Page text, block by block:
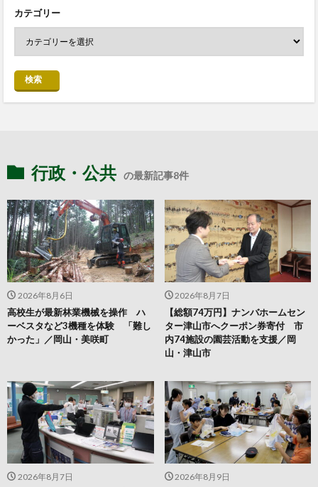
カテゴリー
検索
行政・公共 の最新記事8件
2026年8月9日
2026年8月7日
2026年8月7日
【総額74万円】ナンバホームセン
ター津山市へクーポン券寄付 市
内74施設の園芸活動を支援／岡
山・津山市
2026年8月6日
高校生が最新林業機械を操作 ハ
ーベスタなど3機種を体験 「難し
かった」／岡山・美咲町